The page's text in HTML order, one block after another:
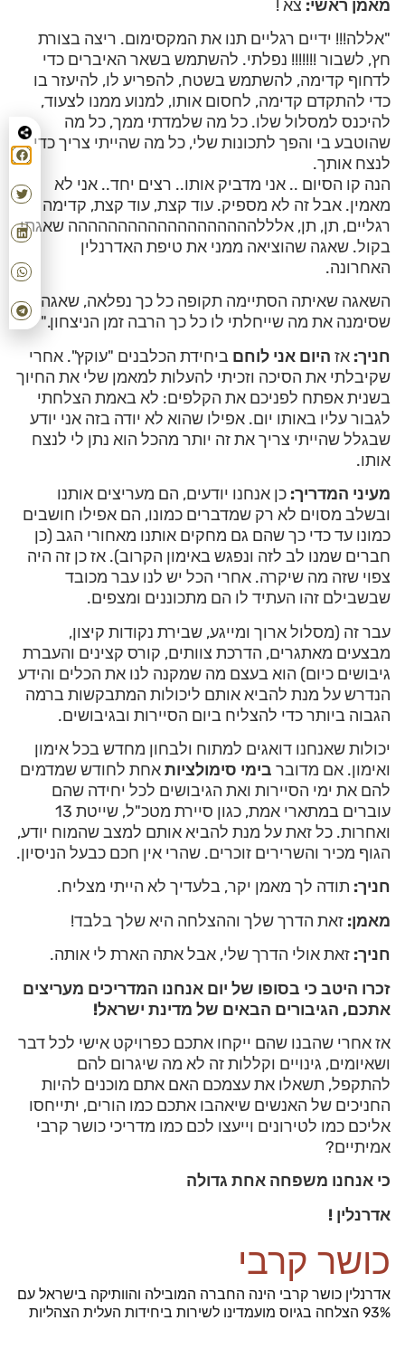
מאמן ראשי: צא !
"אללה!!! ידיים רגליים תנו את המקסימום. ריצה בצורת
חץ, לשבור !!!!!!! נפלתי. להשתמש בשאר האיברים כדי
לדחוף קדימה, להשתמש בשטח, להפריע לו, להיעזר בו
כדי להתקדם קדימה, לחסום אותו, למנוע ממנו לצעוד,
להיכנס למסלול שלו. כל מה שלמדתי ממך, כל מה
שהוטבע בי והפך לתכונות שלי, כל מה שהייתי צריך כדי
לנצח אותך.
הנה קו הסיום .. אני מדביק אותו.. רצים יחד.. אני לא
מאמין. אבל זה לא מספיק. עוד קצת, עוד קצת, קדימה
רגליים, תן, תן, אלללההההההההההההההההההה שאגתי
בקול. שאגה שהוציאה ממני את טיפת האדרנלין
האחרונה.
השאגה שאיתה הסתיימה תקופה כל כך נפלאה, שאגה
שסימנה את מה שייחלתי לו כל כך הרבה זמן הניצחון."
חניך: אז היום אני לוחם ביחידת הכלבנים "עוקץ". אחרי
שקיבלתי את הסיכה וזכיתי להעלות למאמן שלי את החיוך
בשנית אפתח לפניכם את הקלפים: לא באמת הצלחתי
לגבור עליו באותו יום. אפילו שהוא לא יודה בזה אני יודע
שבגלל שהייתי צריך את זה יותר מהכל הוא נתן לי לנצח
אותו.
מעיני המדריך: כן אנחנו יודעים, הם מעריצים אותנו
ובשלב מסוים לא רק שמדברים כמונו, הם אפילו חושבים
כמונו עד כדי כך שהם גם מחקים אותנו מאחורי הגב (כן
חברים שמנו לב לזה ונפגש באימון הקרוב). אז כן זה היה
צפוי שזה מה שיקרה. אחרי הכל יש לנו עבר מכובד
שבשבילם זהו העתיד לו הם מתכוננים ומצפים.
עבר זה (מסלול ארוך ומייגע, שבירת נקודות קיצון,
מבצעים מאתגרים, הדרכת צוותים, קורס קצינים והעברת
גיבושים כיום) הוא בעצם מה שמקנה לנו את הכלים והידע
הנדרש על מנת להביא אותם ליכולות המתבקשות ברמה
הגבוה ביותר כדי להצליח ביום הסיירות ובגיבושים.
יכולות שאנחנו דואגים למתוח ולבחון מחדש בכל אימון
ואימון. אם מדובר בימי סימולציותאחת לחודש שמדמים
להם את ימי הסיירות ואת הגיבושים לכל יחידה שהם
עוברים במתארי אמת, כגון סיירת מטכ"ל, שייטת 13
ואחרות. כל זאת על מנת להביא אותם למצב שהמוח יודע,
הגוף מכיר והשרירים זוכרים. שהרי אין חכם כבעל הניסיון.
חניך: תודה לך מאמן יקר, בלעדיך לא הייתי מצליח.
מאמן: זאת הדרך שלך וההצלחה היא שלך בלבד!
חניך: זאת אולי הדרך שלי, אבל אתה הארת לי אותה.
זכרו היטב כי בסופו של יום אנחנו המדריכים מעריצים
אתכם, הגיבורים הבאים של מדינת ישראל!
אז אחרי שהבנו שהם ייקחו אתכם כפרויקט אישי לכל דבר
ושאיומים, גינויים וקללות זה לא מה שיגרום להם
להתקפל, תשאלו את עצמכם האם אתם מוכנים להיות
החניכים של האנשים שיאהבו אתכם כמו הורים, יתייחסו
אליכם כמו לטירונים וייעצו לכם כמו מדריכי כושר קרבי
אמיתיים?
כי אנחנו משפחה אחת גדולה
אדרנלין !
כושר קרבי
אדרנלין כושר קרבי הינה החברה המובילה והוותיקה בישראל עם
93% הצלחה בגיוס מועמדינו לשירות ביחידות העלית הצהליות